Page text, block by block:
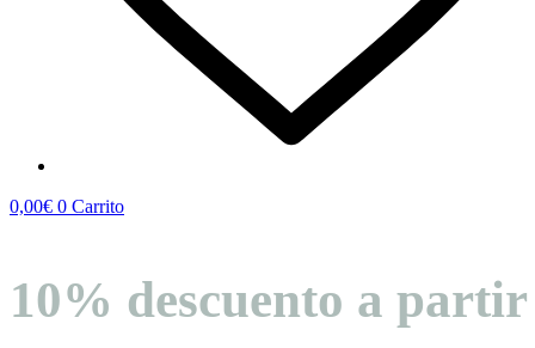
0,00€ 0 Carrito
10% descuento a